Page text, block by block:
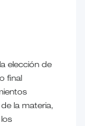
elección de
final
la materia,